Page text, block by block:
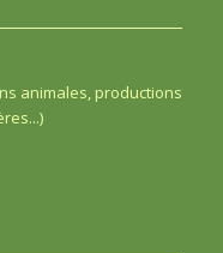
animales, productions